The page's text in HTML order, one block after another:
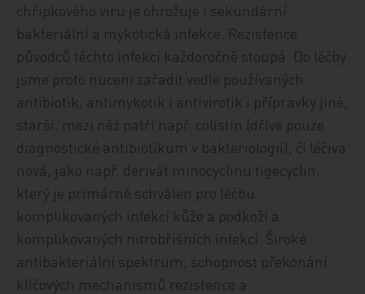
chřipkového viru je ohrožuje i sekundární
bakteriální a mykotická infekce. Rezistence
původců těchto infekcí každoročně stoupá. Do léčby
jsme proto nuceni zařadit vedle používaných
antibiotik, antimykotik i antivirotik i přípravky jiné;
starší, mezi něž patří např. colistin (dříve pouze
diagnostické antibiotikum v bakteriologii), či léčiva
nová, jako např. derivát minocyclinu tigecyclin,
který je primárně schválen pro léčbu
komplikovaných infekcí kůže a podkoží a
komplikovaných nitrobřišních infekcí. Široké
antibakteriální spektrum, schopnost překonání
klíčových mechanismů rezistence a